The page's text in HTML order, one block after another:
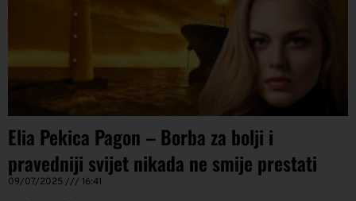
Elia Pekica Pagon – Borba za bolji i
pravedniji svijet nikada ne smije prestati
09/07/2025 16:41